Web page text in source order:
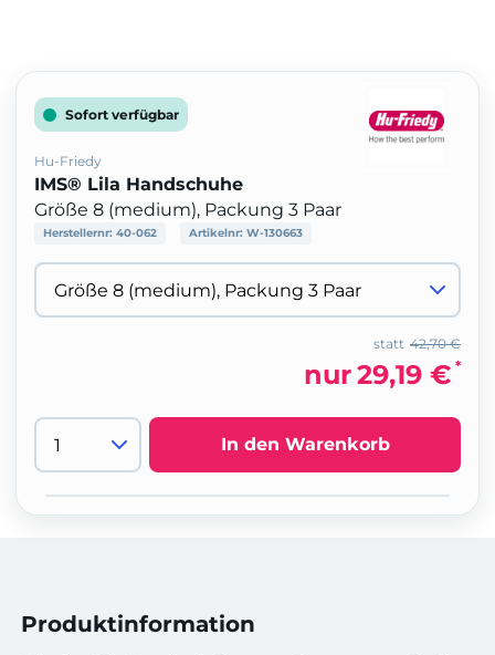
Sofort verfügbar
Hu-Friedy
IMS® Lila Handschuhe
Größe 8 (medium), Packung 3 Paar
Herstellernr: 40-062 Artikelnr: W-130663
42,70 €
statt
nur29,19 € *
In den Warenkorb
Produktinformation